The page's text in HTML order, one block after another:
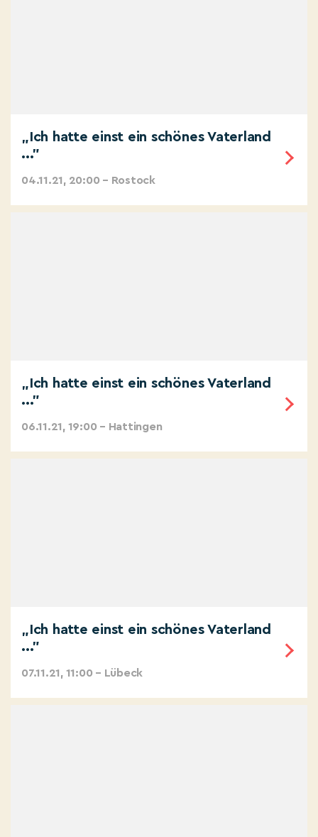
„Ich hatte einst ein schönes Vaterland
..."
04.11.21, 20:00 – Rostock
„Ich hatte einst ein schönes Vaterland
..."
06.11.21, 19:00 – Hattingen
„Ich hatte einst ein schönes Vaterland
..."
07.11.21, 11:00 – Lübeck